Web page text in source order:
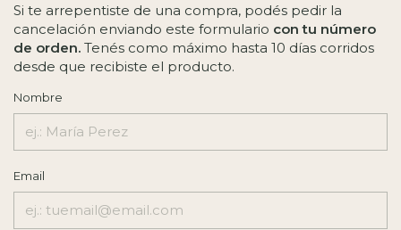
Si te arrepentiste de una compra, podés pedir la
cancelación enviando este formulario con tu número
de orden. Tenés como máximo hasta 10 días corridos
desde que recibiste el producto.
Nombre
Email